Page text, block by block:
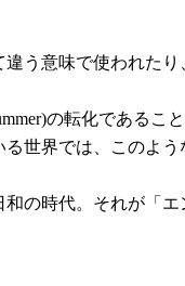
う意味で使われた
の転化であるこ
世界では、このよ
の時代。それが「